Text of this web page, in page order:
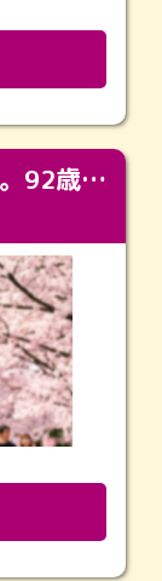
同窓会のように、なごやかに。92歳の旅立ちを彩った、再会と感謝の場